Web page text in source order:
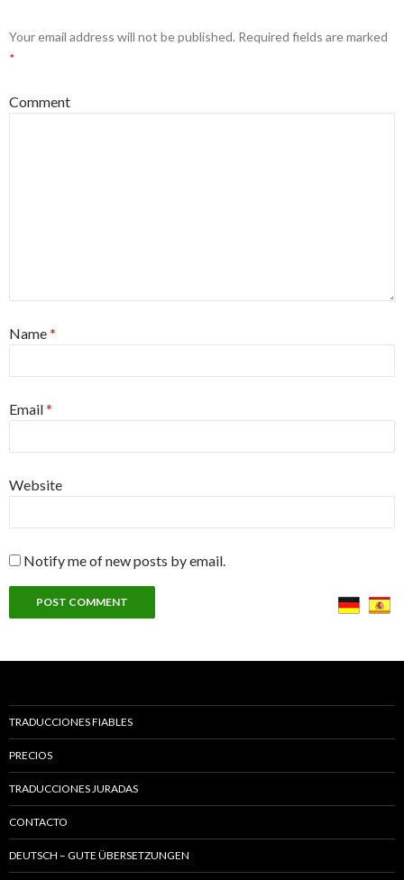
Your email address will not be published. Required fields are marked
*
Comment
Name*
Email*
Website
Notify me of new posts by email.
TRADUCCIONES FIABLES
PRECIOS
TRADUCCIONES JURADAS
CONTACTO
DEUTSCH – GUTE ÜBERSETZUNGEN